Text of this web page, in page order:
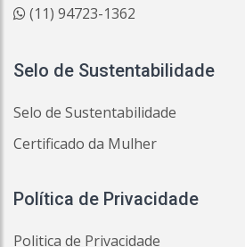
(11) 94723-1362
Selo de Sustentabilidade
Selo de Sustentabilidade
Certificado da Mulher
Política de Privacidade
Politica de Privacidade